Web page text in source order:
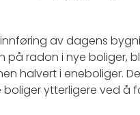
av dagens
på radon i nye boliger,
halvert i eneboliger.
ytterligere ved